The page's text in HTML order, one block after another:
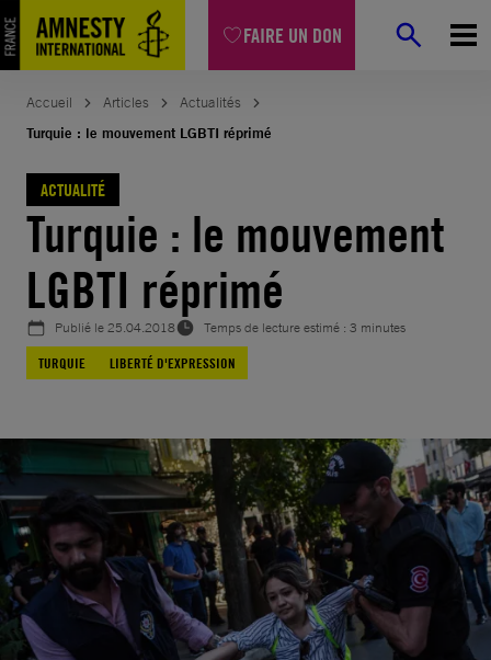
FAIRE UN DON
Aller
au
contenu
Accueil Articles
Actualités
Turquie : le mouvement LGBTI réprimé
ACTUALITÉ
Turquie : le mouvement
LGBTI réprimé
Publié le25.04.2018
Temps de lecture estimé : 3 minutes
TURQUIE
LIBERTÉ D'EXPRESSION